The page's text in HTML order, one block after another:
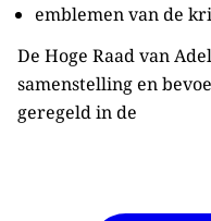
emblemen van de
De Hoge Raad van
samenstelling en
geregeld in de